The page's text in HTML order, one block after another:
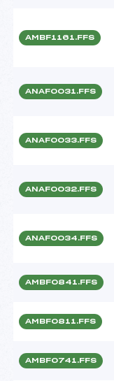
AMBF1161.FFS
ANAF0031.FFS
ANAF0033.FFS
ANAF0032.FFS
ANAF0034.FFS
AMBF0841.FFS
AMBF0811.FFS
AMBF0741.FFS